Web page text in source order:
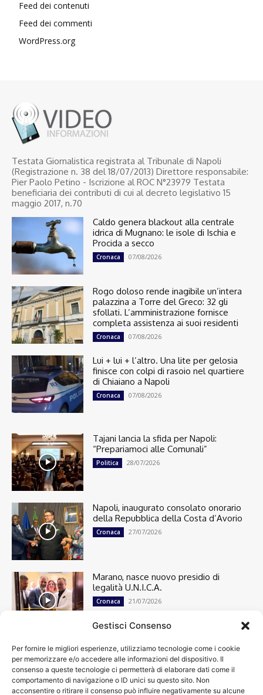
Gestisci Consenso
Per fornire le migliori esperienze, utilizziamo tecnologie come i cookie
per memorizzare e/o accedere alle informazioni del dispositivo. Il
consenso a queste tecnologie ci permetterà di elaborare dati come il
comportamento di navigazione o ID unici su questo sito. Non
acconsentire o ritirare il consenso può influire negativamente su alcune
Feed dei contenuti
Feed dei commenti
WordPress.org
Testata Giornalistica registrata al Tribunale di Napoli
(Registrazione n. 38 del 18/07/2013) Direttore responsabile:
Pier Paolo Petino - Iscrizione al ROC N°23979 Testata
beneficiaria dei contributi di cui al decreto legislativo 15
maggio 2017, n.70
Caldo genera blackout alla centrale
idrica di Mugnano: le isole di Ischia e
Procida a secco
Cronaca 07/08/2026
Rogo doloso rende inagibile un’intera
palazzina a Torre del Greco: 32 gli
sfollati. L’amministrazione fornisce
completa assistenza ai suoi residenti
Cronaca 07/08/2026
Lui + lui + l’altro. Una lite per gelosia
finisce con colpi di rasoio nel quartiere
di Chiaiano a Napoli
Cronaca 07/08/2026
Tajani lancia la sfida per Napoli:
“Prepariamoci alle Comunali”
Politica 28/07/2026
Napoli, inaugurato consolato onorario
della Repubblica della Costa d’Avorio
Cronaca 27/07/2026
Marano, nasce nuovo presidio di
legalità U.N.I.C.A.
Cronaca 21/07/2026
Cronaca
13498
Attualità
7303
top
News
4209